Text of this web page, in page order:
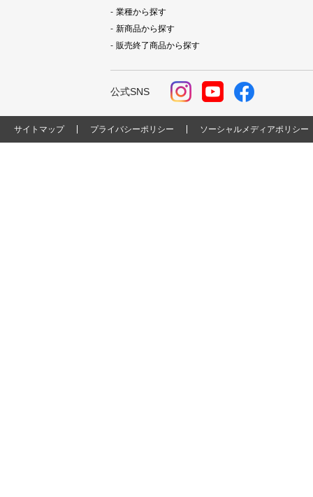
業種から探す
新商品から探す
販売終了商品から探す
公式SNS
サイトマップ プライバシーポリシー ソーシャルメディアポリシー